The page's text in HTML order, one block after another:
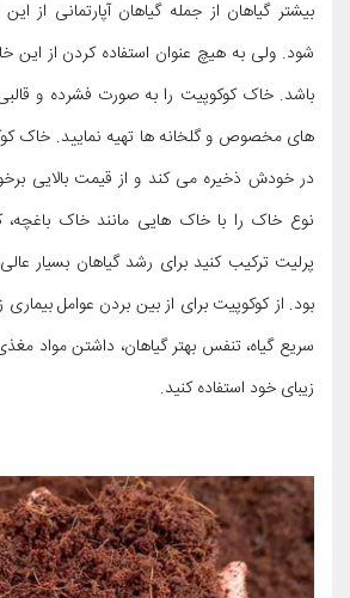
بیشتر گیاهان از جمله گیاهان آپارتمانی از
شود. ولی به هیچ عنوان استفاده کردن از این
باشد. خاک کوکوپیت را به صورت فشرده و
های مخصوص و گلخانه ها تهیه نمایید. خاک
در خودش ذخیره می کند و از قیمت بالایی
نوع خاک را با خاک هایی مانند خاک
پرلیت ترکیب کنید برای رشد گیاهان بسیار
بود. از کوکوپیت برای از بین بردن عوامل
سریع گیاه، تنفس بهتر گیاهان، داشتن مواد
زیبای خود استفاده کنید.